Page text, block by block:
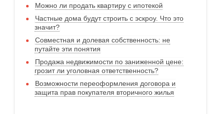
Можно ли продать квартиру с ипотекой
Частные дома будут строить с эскроу. Что это
значит?
Совместная и долевая собственность: не
путайте эти понятия
Продажа недвижимости по заниженной цене:
грозит ли уголовная ответственность?
Возможности переоформления договора и
защита прав покупателя вторичного жилья